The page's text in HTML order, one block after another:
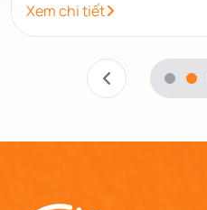
Xem chi tiết